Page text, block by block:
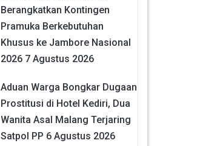
Berangkatkan Kontingen
Pramuka Berkebutuhan
Khusus ke Jambore Nasional
2026 7 Agustus 2026
Aduan Warga Bongkar Dugaan
Prostitusi di Hotel Kediri, Dua
Wanita Asal Malang Terjaring
Satpol PP 6 Agustus 2026